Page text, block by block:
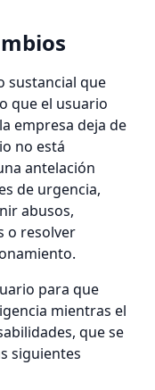
sustancial que
que el usuario
empresa deja de
no está
antelación
de urgencia,
abusos,
o resolver
para que
mientras el
que se
siguientes